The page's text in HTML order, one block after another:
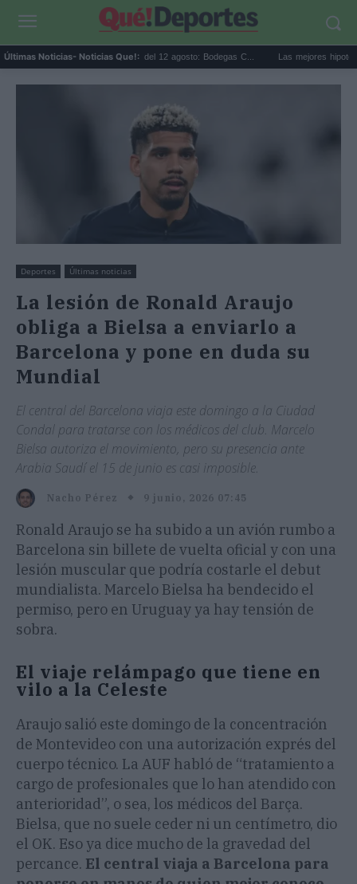
Últimas Noticias- Noticias Que!:
Eclipse solar en Cariñena del 12 agosto: Bodegas C... Las mejores hipotecas de
Deportes Últimas noticias
La lesión de Ronald Araujo
obliga a Bielsa a enviarlo a
Barcelona y pone en duda su
Mundial
El central del Barcelona viaja este domingo a la Ciudad
Condal para tratarse con los médicos del club. Marcelo
Bielsa autoriza el movimiento, pero su presencia ante
Arabia Saudí el 15 de junio es casi imposible.
Nacho Pérez 9 junio, 2026 07:45
Ronald Araujo se ha subido a un avión rumbo a
Barcelona sin billete de vuelta oficial y con una
lesión muscular que podría costarle el debut
mundialista. Marcelo Bielsa ha bendecido el
permiso, pero en Uruguay ya hay tensión de
sobra.
El viaje relámpago que tiene en
vilo a la Celeste
Araujo salió este domingo de la concentración
de Montevideo con una autorización exprés del
cuerpo técnico. La AUF habló de “tratamiento a
cargo de profesionales que lo han atendido con
anterioridad”, o sea, los médicos del Barça.
Bielsa, que no suele ceder ni un centímetro, dio
el OK. Eso ya dice mucho de la gravedad del
percance. El central viaja a Barcelona para